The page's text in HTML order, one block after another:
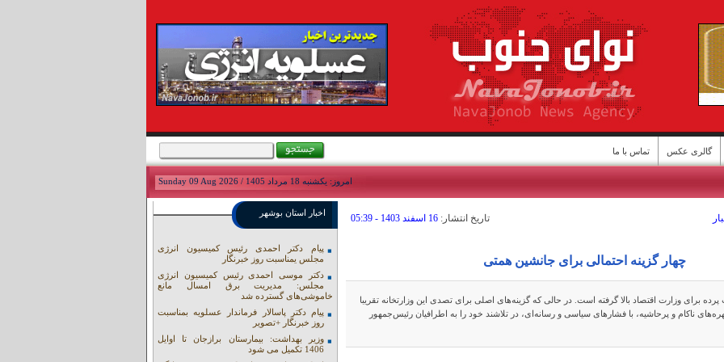
گالری عکس تماس با ما
امروز: يکشنبه 18 مرداد 1405 / Sunday 09 Aug 2026
تاريخ انتشار: 16 اسفند 1403 - 05:39
چهار گزینه احتمالی برای جانشین همتی
برای وزارت اقتصاد بالا گرفته است. در حالی که گزینه‌های اصلی برای تصدی این وزارتخانه تقریبا
ناکام و پرحاشیه، با فشار‌های سیاسی و رسانه‌ای، در تلاشند خود را به اطرافیان رئیس‌جمهور
اخبار استان بوشهر
پیام دکتر احمدی رئیس کمیسیون انرژی
مجلس یمناسبت روز خبرنگار
دکتر موسی احمدی رئیس کمیسیون انرژی
مجلس: مدیریت برق امسال مانع
خاموشی‌های گسترده شد
پیام دکتر پاسالار فرماندار عسلویه بمناسبت
روز خبرنگار +تصویر
وزیر بهداشت: بیمارستان برازجان تا اوایل
1406 تکمیل می شود